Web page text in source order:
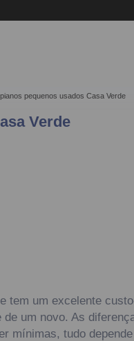
pianos pequenos usados Casa Verde
Verde
tem um excelente
um novo. As
mínimas, tudo